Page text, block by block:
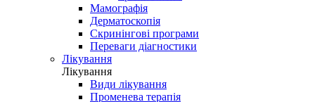
Мамографія
Дерматоскопія
Скринінгові програми
Переваги діагностики
Лікування
Лікування
Види лікування
Променева терапія